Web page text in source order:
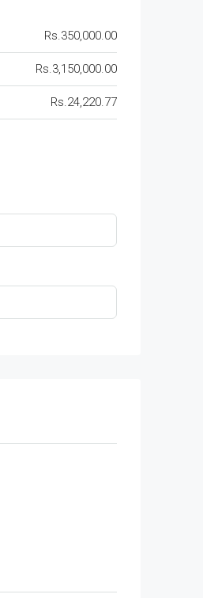
Rs.350,000.00
Rs.3,150,000.00
Rs.24,220.77